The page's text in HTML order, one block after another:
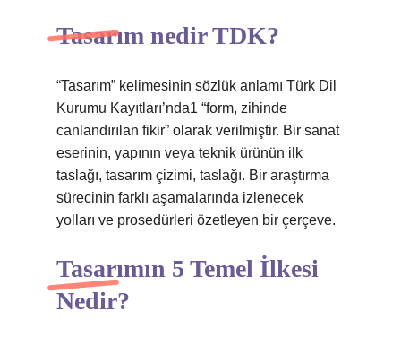
Tasarım nedir TDK?
“Tasarım” kelimesinin sözlük anlamı Türk Dil
Kurumu Kayıtları’nda1 “form, zihinde
canlandırılan fikir” olarak verilmiştir. Bir sanat
eserinin, yapının veya teknik ürünün ilk
taslağı, tasarım çizimi, taslağı. Bir araştırma
sürecinin farklı aşamalarında izlenecek
yolları ve prosedürleri özetleyen bir çerçeve.
Tasarımın 5 Temel İlkesi
Nedir?